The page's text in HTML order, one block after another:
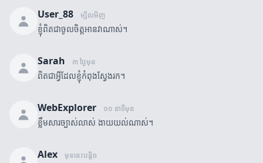
User_88 ម្សិលមិញ
ខ្ញុំពិតជាចូលចិត្តអានវាណាស់។
Sarah ៣ ថ្ងៃមុន
ពិតជាអ្វីដែលខ្ញុំកំពុងស្វែងរក។
WebExplorer ១០ នាទីមុន
ខ្លឹមសារច្បាស់លាស់ ងាយយល់ណាស់។
Alex មុននេះបន្តិច